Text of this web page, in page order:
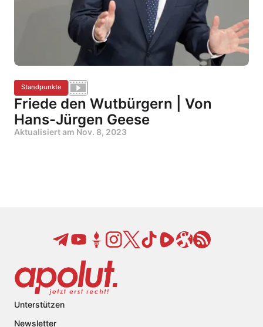
Standpunkte
Friede den Wutbürgern | Von
Hans-Jürgen Geese
Aktualisiert am Nov. 8, 2023
Unterstützen
Newsletter